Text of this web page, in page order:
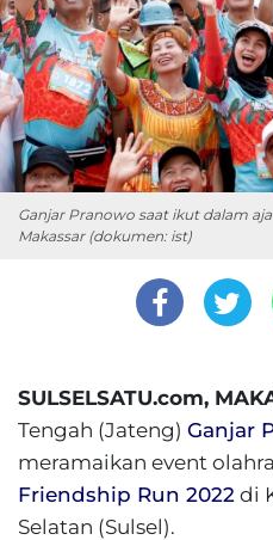
Ganjar Pranowo saat ikut dalam
Makassar (dokumen: ist)
SULSELSATU.com,
Tengah (Jateng) Ganjar
meramaikan event
Friendship Run 2022 di
Selatan (Sulsel).